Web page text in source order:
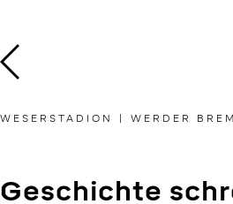
content
WESERSTADION | WERDER
Geschichte